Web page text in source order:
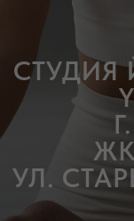
СТУДИЯ
УЛ.